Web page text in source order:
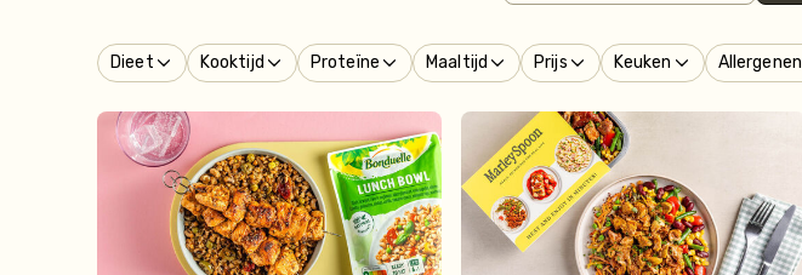
Dieet Kooktijd Proteïne Maaltijd Prijs Keuken Allergenen